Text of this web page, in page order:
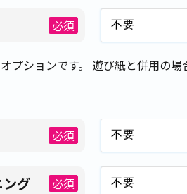
必須
プションです。 遊び紙と併用の
必須
グ 必須